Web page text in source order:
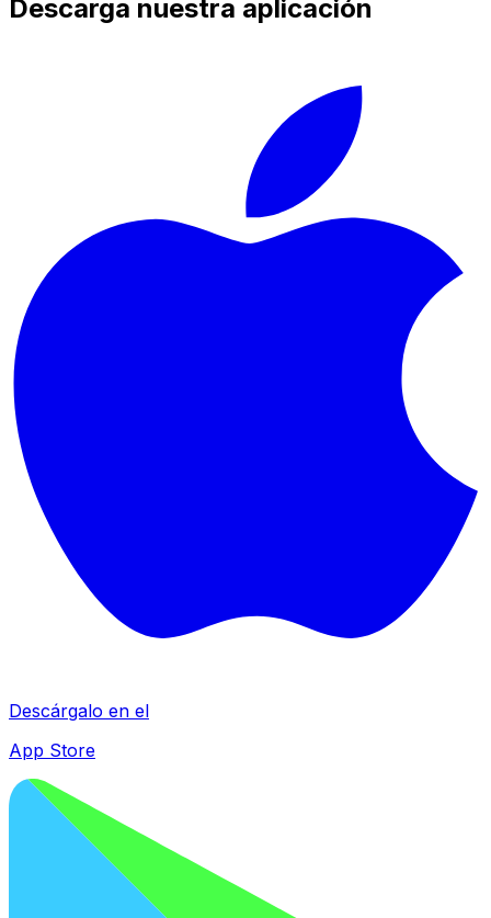
Descarga nuestra aplicación
Descárgalo en el
App Store